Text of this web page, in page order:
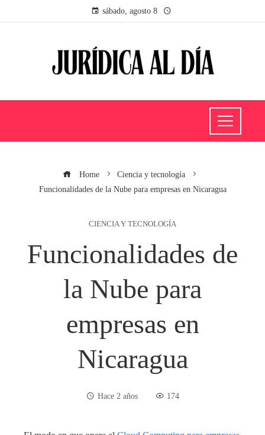
sábado, agosto 8
Home
Ciencia y tecnología
Funcionalidades de la Nube para empresas en Nicaragua
CIENCIA Y TECNOLOGÍA
Funcionalidades de
la Nube para
empresas en
Nicaragua
Hace 2 años 174